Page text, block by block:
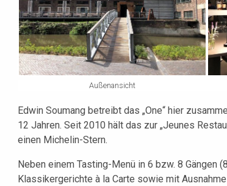
Außenansicht
Edwin Soumang betreibt das „One“ hier
12 Jahren. Seit 2010 hält das zur „Jeunes
einen Michelin-Stern.
Neben einem Tasting-Menü in 6 bzw. 8 Gängen
Klassikergerichte à la Carte sowie mit